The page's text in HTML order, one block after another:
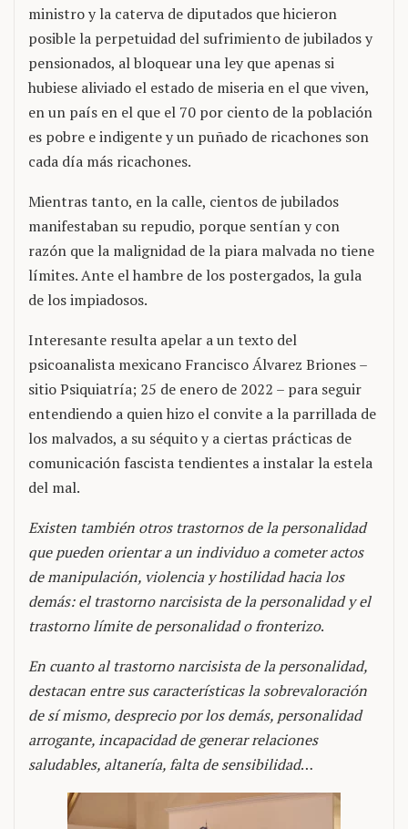
ministro y la caterva de diputados que hicieron
posible la perpetuidad del sufrimiento de jubilados y
pensionados, al bloquear una ley que apenas si
hubiese aliviado el estado de miseria en el que viven,
en un país en el que el 70 por ciento de la población
es pobre e indigente y un puñado de ricachones son
cada día más ricachones.
Mientras tanto, en la calle, cientos de jubilados
manifestaban su repudio, porque sentían y con
razón que la malignidad de la piara malvada no tiene
límites. Ante el hambre de los postergados, la gula
de los impiadosos.
Interesante resulta apelar a un texto del
psicoanalista mexicano Francisco Álvarez Briones –
sitio Psiquiatría; 25 de enero de 2022 – para seguir
entendiendo a quien hizo el convite a la parrillada de
los malvados, a su séquito y a ciertas prácticas de
comunicación fascista tendientes a instalar la estela
del mal.
Existen también otros trastornos de la personalidad
que pueden orientar a un individuo a cometer actos
de manipulación, violencia y hostilidad hacia los
demás: el trastorno narcisista de la personalidad y el
trastorno límite de personalidad o fronterizo.
En cuanto al trastorno narcisista de la personalidad,
destacan entre sus características la sobrevaloración
de sí mismo, desprecio por los demás, personalidad
arrogante, incapacidad de generar relaciones
saludables, altanería, falta de sensibilidad…